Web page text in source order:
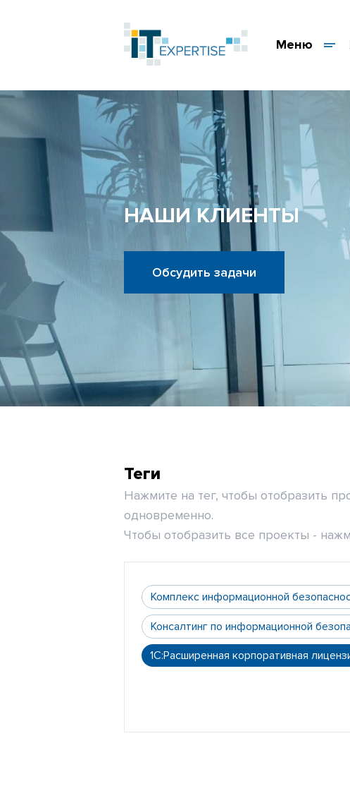
Меню
НАШИ КЛИЕНТЫ
Обсудить задачи
Теги
Нажмите на тег, чтобы отобразить
одновременно.
Чтобы отобразить все проекты -
Комплекс информационной
Консалтинг по информационной
1С:Расширенная корпоративная